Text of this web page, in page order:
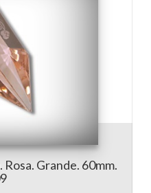
Grande. 60mm.
€